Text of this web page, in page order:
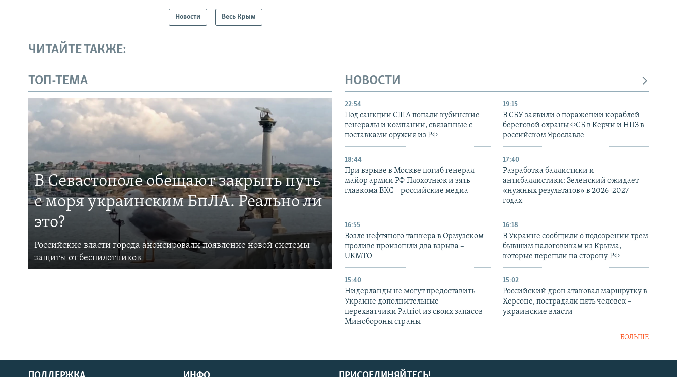
Новости Весь Крым
ЧИТАЙТЕ ТАКЖЕ:
ТОП-ТЕМА
В Севастополе обещают закрыть путь
с моря украинским БпЛА. Реально ли
это?
Российские власти города анонсировали появление новой системы
защиты от беспилотников
НОВОСТИ
22:54
Под санкции США попали кубинские
генералы и компании, связанные с
поставками оружия из РФ
19:15
В СБУ заявили о поражении кораблей
береговой охраны ФСБ в Керчи и НПЗ в
российском Ярославле
18:44
При взрыве в Москве погиб генерал-
майор армии РФ Плохотнюк и зять
главкома ВКС – российские медиа
17:40
Разработка баллистики и
антибаллистики: Зеленский ожидает
«нужных результатов» в 2026-2027
годах
16:55
Возле нефтяного танкера в Ормузском
проливе произошли два взрыва –
UKMTO
16:18
В Украине сообщили о подозрении трем
бывшим налоговикам из Крыма,
которые перешли на сторону РФ
15:40
Нидерланды не могут предоставить
Украине дополнительные
перехватчики Patriot из своих запасов –
Минобороны страны
15:02
Российский дрон атаковал маршрутку в
Херсоне, пострадали пять человек –
украинские власти
БОЛЬШЕ